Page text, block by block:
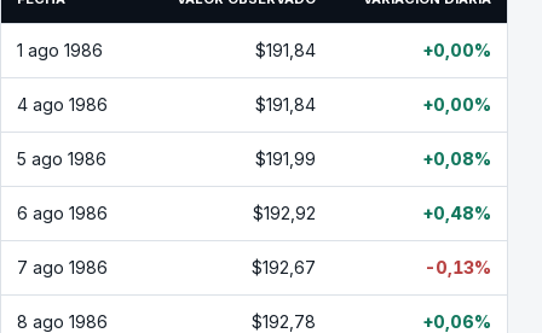
1 ago 1986 $191,84 +0,00%
4 ago 1986 $191,84 +0,00%
5 ago 1986 $191,99 +0,08%
6 ago 1986 $192,92 +0,48%
7 ago 1986 $192,67 -0,13%
8 ago 1986 $192,78 +0,06%